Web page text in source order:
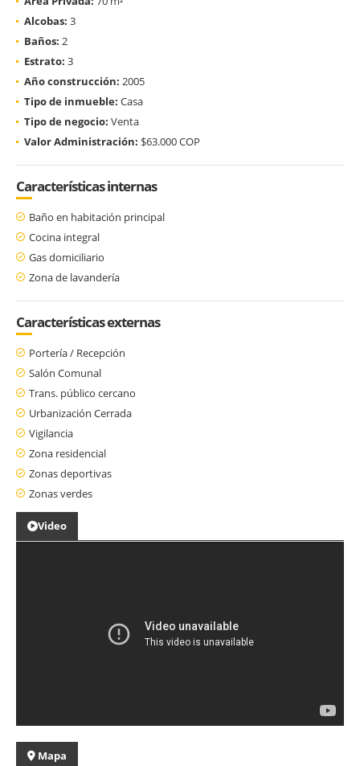
Alcobas: 3
Baños: 2
Estrato: 3
Año construcción: 2005
Tipo de inmueble: Casa
Tipo de negocio: Venta
Valor Administración: $63.000 COP
Características internas
Baño en habitación principal
Cocina integral
Gas domiciliario
Zona de lavandería
Características externas
Portería / Recepción
Salón Comunal
Trans. público cercano
Urbanización Cerrada
Vigilancia
Zona residencial
Zonas deportivas
Zonas verdes
Video
Mapa